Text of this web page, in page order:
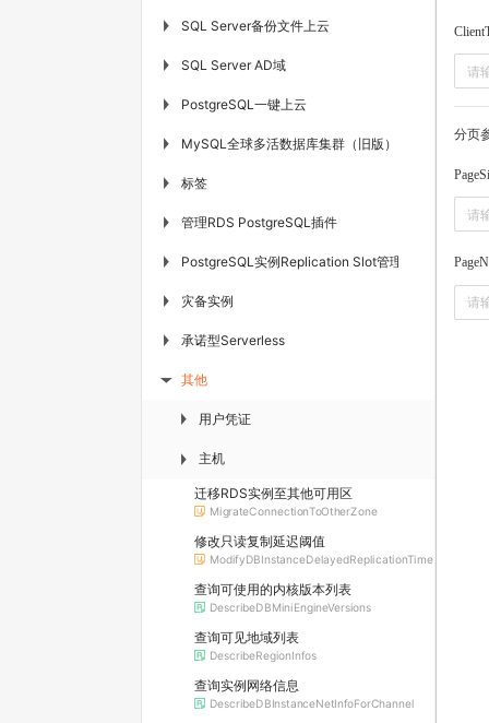
▶ SQL Server备份文件上云
▶ SQL Server AD域
▶ PostgreSQL一键上云
▶ MySQL全球多活数据库集群（旧版）
▶ 标签
▶ 管理RDS PostgreSQL插件
▶ PostgreSQL实例Replication Slot管理
▶ 灾备实例
▶ 承诺型Serverless
▶ 其他
▶ 用户凭证
▶ 主机
迁移RDS实例至其他可用区
MigrateConnectionToOtherZone
修改只读复制延迟阈值
ModifyDBInstanceDelayedReplicationTime
查询可使用的内核版本列表
DescribeDBMiniEngineVersions
查询可见地域列表
DescribeRegionInfos
查询实例网络信息
DescribeDBInstanceNetInfoForChannel
分页